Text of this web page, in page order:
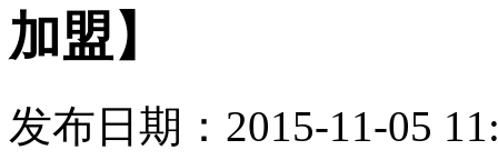
加盟】
发布日期：2015-11-05